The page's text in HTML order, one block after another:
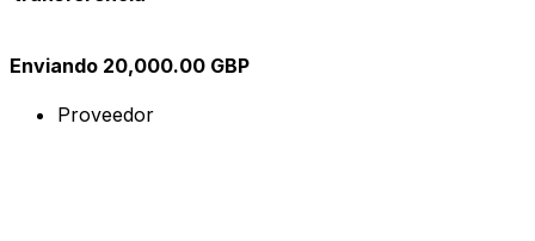
Enviando 20,000.00 GBP
Proveedor